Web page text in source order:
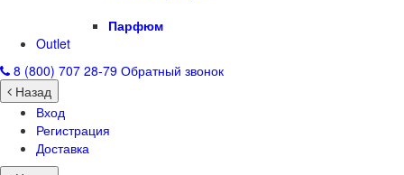
Парфюм
Outlet
8 (800) 707 28-79 Обратный звонок
Назад
Вход
Регистрация
Доставка